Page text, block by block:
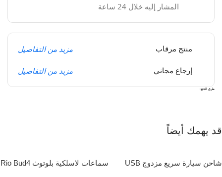
المشار إليه خلال 24 ساعة
منتج مرقاب مزيد من التفاصيل
إرجاع مجاني مزيد من التفاصيل
طرق الدفع:
قد يهمك أيضاً
شاحن سيارة سريع مزدوج USB
سماعات لاسلكية بلوتوث Rio Bud4